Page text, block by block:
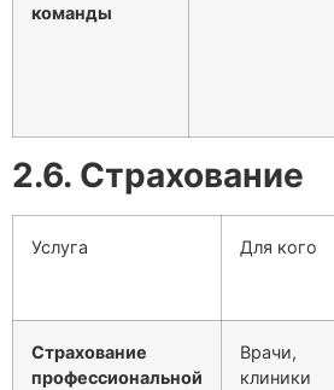
команды
2.6. Страхование
Услуга Для кого
Страхование
профессиональной
Врачи,
клиники